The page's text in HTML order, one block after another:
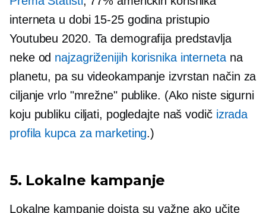
interneta u dobi 15-25godina pristupio
Youtubeu 2020. Ta demografija predstavlja
neke od najzagriženijih korisnika internetana
planetu, pa su videokampanje izvrstan način za
ciljanje vrlo "mrežne" publike. (Ako niste sigurni
koju publiku ciljati, pogledajte naš vodič izrada
profila kupca za marketing.)
5. Lokalne kampanje
Lokalne kampanje doista su važne ako učite